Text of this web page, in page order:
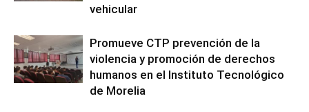
vehicular
Promueve CTP prevención de la
violencia y promoción de derechos
humanos en el Instituto Tecnológico
de Morelia